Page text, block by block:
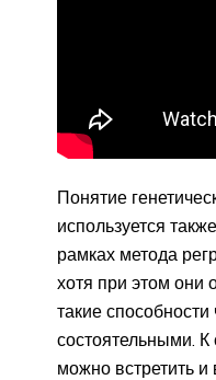
Понятие
используется
рамках метода
хотя при этом они
такие способности
состоятельными. К
можно встретить и